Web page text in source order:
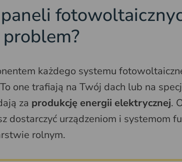
każdego systemu
one trafiają na Twój dach lub na
za produkcję energii elektrycznej.
dostarczyć urządzeniom i systemom
rolnym.